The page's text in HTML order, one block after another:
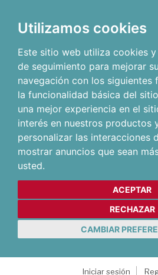
Utilizamos cookies
Este sitio web utiliza cookies
de seguimiento para mejorar
navegación con los siguientes
la funcionalidad básica del
una mejor experiencia en el
interés en nuestros productos
personalizar las interacciones
mostrar anuncios que sean
usted.
ACEPTAR
RECHAZAR
CAMBIAR
Iniciar sesión